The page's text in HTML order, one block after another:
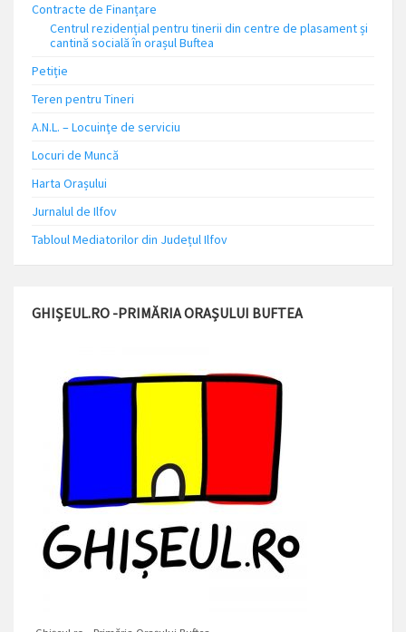
Contracte de Finanțare
Centrul rezidențial pentru tinerii din centre de plasament și
cantină socială în orașul Buftea
Petiție
Teren pentru Tineri
A.N.L. – Locuinţe de serviciu
Locuri de Muncă
Harta Orașului
Jurnalul de Ilfov
Tabloul Mediatorilor din Județul Ilfov
GHIȘEUL.RO -PRIMĂRIA ORAȘULUI BUFTEA